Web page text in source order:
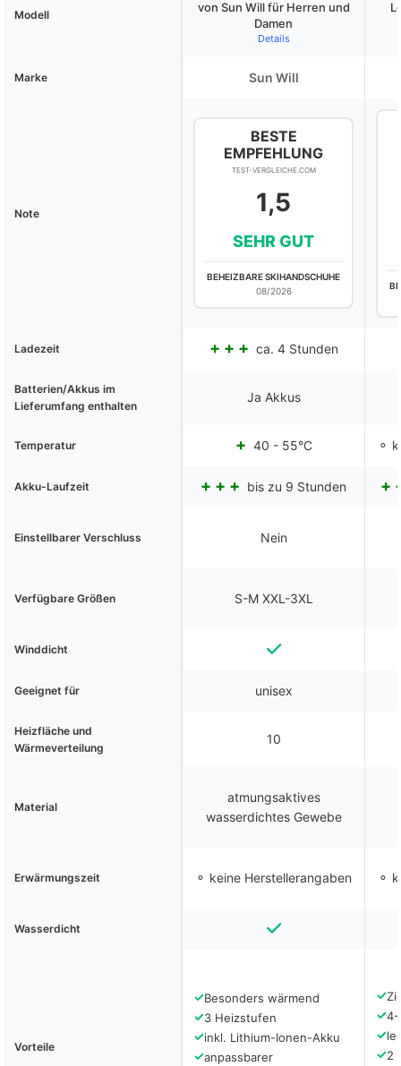
Modell
von Sun Will für Herren und
Damen
Details
Marke Sun Will
Note
BESTE
EMPFEHLUNG
TEST-VERGLEICHE.COM
1,5
SEHR GUT
BEHEIZBARE SKIHANDSCHUHE
08/2026
Ladezeit ca. 4 Stunden
Batterien/Akkus im
Lieferumfang enthalten
Ja Akkus
Temperatur 40 - 55°C ⚬
Akku-Laufzeit bis zu 9 Stunden
Einstellbarer Verschluss Nein
Verfügbare Größen S-M XXL-3XL
Winddicht
Geeignet für unisex
Heizfläche und
Wärmeverteilung
10
Material
atmungsaktives
wasserdichtes Gewebe
Erwärmungszeit ⚬ keine Herstellerangaben ⚬
Wasserdicht
Vorteile
✓Besonders wärmend
✓3 Heizstufen
✓inkl. Lithium-Ionen-Akku
✓anpassbarer
✓
✓4-
✓
✓2